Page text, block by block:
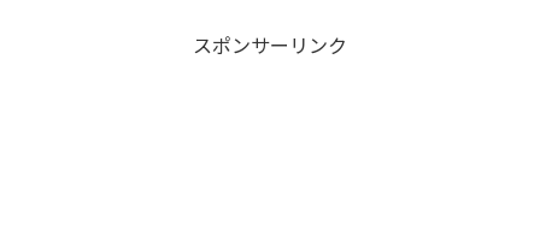
スポンサーリンク